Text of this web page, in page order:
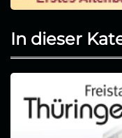
In dieser